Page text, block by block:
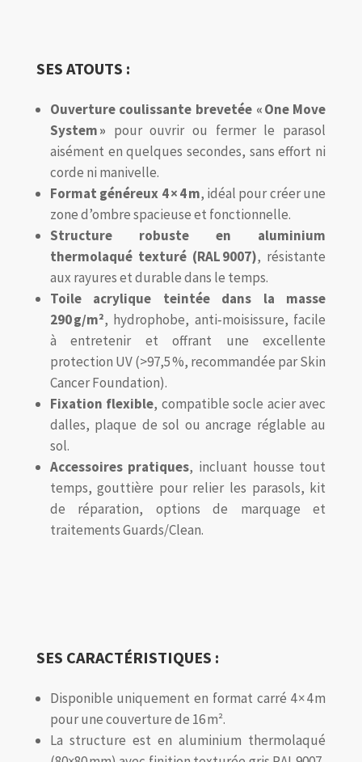
SES ATOUTS :
Ouverture coulissante brevetée « One Move
System » pour ouvrir ou fermer le parasol
aisément en quelques secondes, sans effort ni
corde ni manivelle.
Format généreux 4 × 4 m, idéal pour créer une
zone d’ombre spacieuse et fonctionnelle.
Structure robuste en aluminium
thermolaqué texturé (RAL 9007), résistante
aux rayures et durable dans le temps.
Toile acrylique teintée dans la masse
290 g/m², hydrophobe, anti‑moisissure, facile
à entretenir et offrant une excellente
protection UV (>97,5 %, recommandée par Skin
Cancer Foundation).
Fixation flexible, compatible socle acier avec
dalles, plaque de sol ou ancrage réglable au
sol.
Accessoires pratiques, incluant housse tout
temps, gouttière pour relier les parasols, kit
de réparation, options de marquage et
traitements Guards/Clean.
SES CARACTÉRISTIQUES :
Disponible uniquement en format carré 4 × 4 m
pour une couverture de 16 m².
La structure est en aluminium thermolaqué